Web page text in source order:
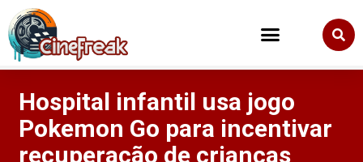
Hospital infantil usa jogo
Pokemon Go para incentivar
recuperação de crianças